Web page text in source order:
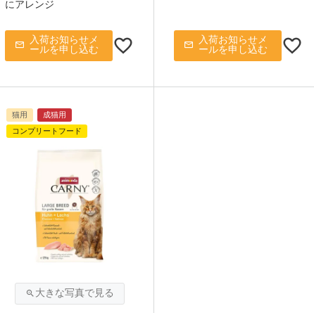
にアレンジ
入荷お知らせメ
ールを申し込む
入荷お知らせメ
ールを申し込む
猫用
成猫用
コンプリートフード